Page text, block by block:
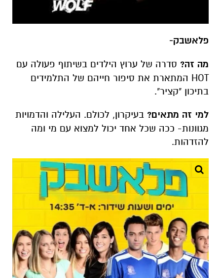
פלאשבק-
מה זה? סדרה של ערוץ הילדים בשיתוף פעולה עם
HOT המתארת את סיפור חייהם של התלמידים
בתיכון "קציר".
למי זה מתאים? בעיקרון, לכולם. העלילה והדמויות
מגוונות- ככה שכל אחד יכול למצוא עם מי ומה
להזדהות.